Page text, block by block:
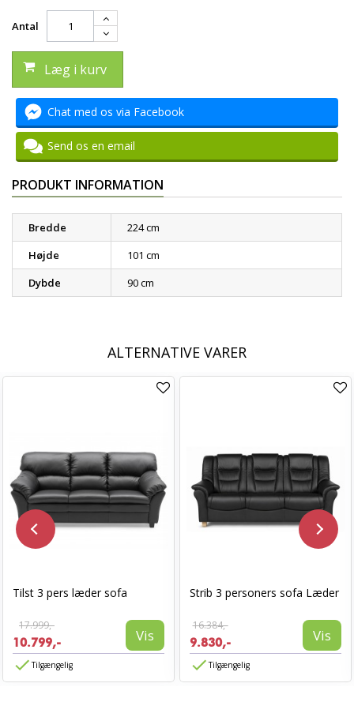
Antal
Læg i kurv
Chat med os via Facebook
Send os en email
PRODUKT INFORMATION
Bredde
224 cm
Højde
101 cm
Dybde
90 cm
ALTERNATIVE VARER
Tilst 3 pers læder sofa
17.999,-
10.799,- Vis
Tilgængelig
Strib 3 personers sofa Læder
16.384,-
9.830,- Vis
Tilgængelig